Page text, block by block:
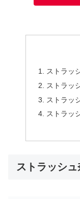
ストラッ
ストラッ
ストラッ
ストラッ
ストラッシ